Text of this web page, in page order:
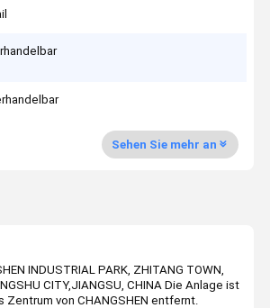
Sehen Sie mehr an
INDUSTRIAL PARK, ZHITANG TOWN,
CITY,JIANGSU, CHINA Die Anlage ist
Zentrum von CHANGSHEN entfernt.